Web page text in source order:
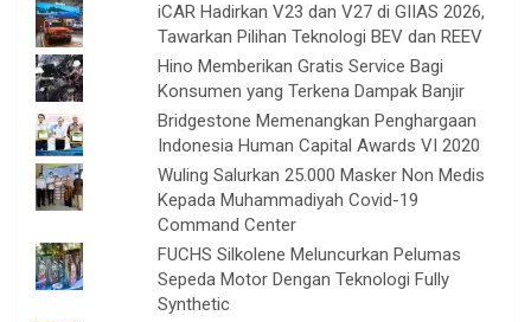
iCAR Hadirkan V23 dan V27 di GIIAS 2026,
Tawarkan Pilihan Teknologi BEV dan REEV
Hino Memberikan Gratis Service Bagi
Konsumen yang Terkena Dampak Banjir
Bridgestone Memenangkan Penghargaan
Indonesia Human Capital Awards VI 2020
Wuling Salurkan 25.000 Masker Non Medis
Kepada Muhammadiyah Covid-19
Command Center
FUCHS Silkolene Meluncurkan Pelumas
Sepeda Motor Dengan Teknologi Fully
Synthetic